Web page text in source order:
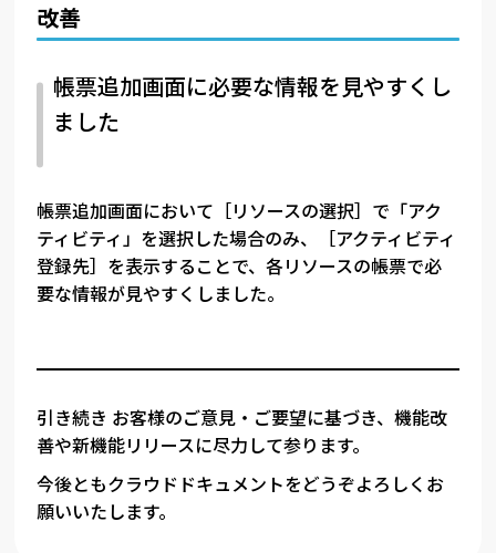
改善
帳票追加画面に必要な情報を見やすくし
ました
帳票追加画面において［リソースの選択］で「アク
ティビティ」を選択した場合のみ、［アクティビティ
登録先］を表示することで、各リソースの帳票で必
要な情報が見やすくしました。
引き続き お客様のご意見・ご要望に基づき、機能改
善や新機能リリースに尽力して参ります。
今後ともクラウドドキュメントをどうぞよろしくお
願いいたします。